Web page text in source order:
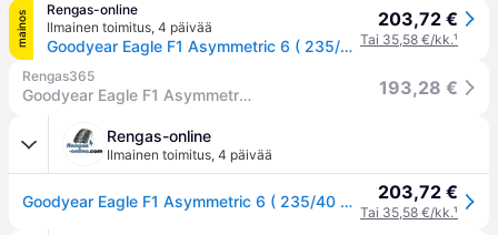
mainos
Rengas-online
Ilmainen toimitus, 4 päivää
Goodyear Eagle F1 Asymmetric 6 ( 235/40 R19 96Y XL EVR, vannesuojalla (MFS) )
203,72 €
Tai 35,58 €/kk.¹
Rengas365
Goodyear Eagle F1 Asymmetric 6 235/40R19 96Y XL FP Kesärenkaat 193,28 €
Rengas-online
Ilmainen toimitus, 4 päivää
Goodyear Eagle F1 Asymmetric 6 ( 235/40 R19 96Y XL EVR, vannesuojalla (MFS) ) 203,72 €
Tai 35,58 €/kk.¹